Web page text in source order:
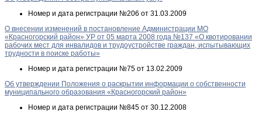
Номер и дата регистрации №206 от 31.03.2009
О внесении изменений в постановление Администрации МО
«Красногорский район» УР от 05 марта 2008 года №137 «О квотировании
рабочих мест для инвалидов и трудоустройстве граждан, испытывающих
трудности в поиске работы»
Номер и дата регистрации №75 от 13.02.2009
Об утверждении Положения о раскрытии информации о собственности
муниципального образования «Красногорский район»
Номер и дата регистрации №845 от 30.12.2008